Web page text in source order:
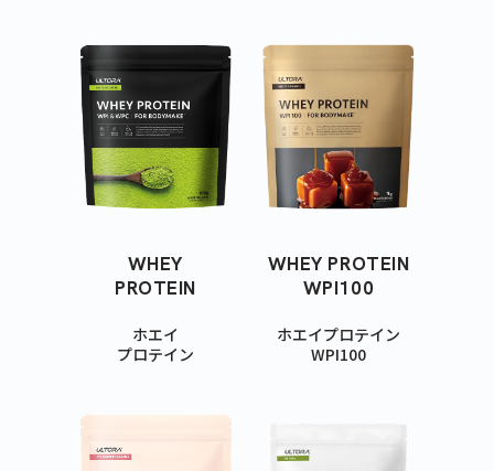
WHEY
PROTEIN
ホエイ
プロテイン
WHEY PROTEIN
WPI100
ホエイプロテイン
WPI100